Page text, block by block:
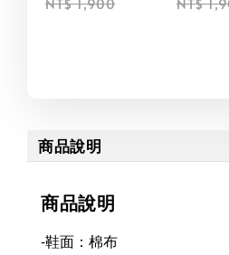
商品說明
商品說明
-鞋面：棉布